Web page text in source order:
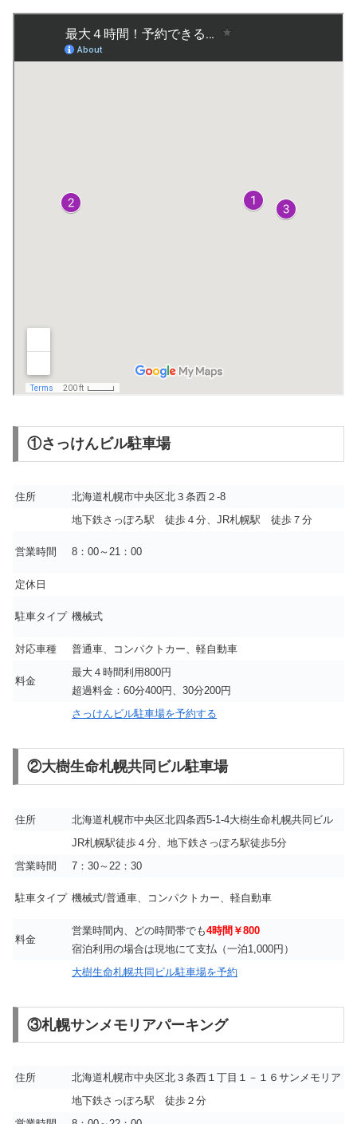
①さっけんビル駐車場
住所
北海道札幌市中央区北３条西２-8
地下鉄さっぽろ駅 徒歩４分、JR札幌駅 徒歩７分
営業時間 8：00～21：00
定休日
駐車タイプ 機械式
対応車種 普通車、コンパクトカー、軽自動車
料金
最大４時間利用800円
超過料金：60分400円、30分200円
さっけんビル駐車場を予約する
②大樹生命札幌共同ビル駐車場
住所
北海道札幌市中央区北四条西5-1-4大樹生命札幌共同ビル
JR札幌駅徒歩４分、地下鉄さっぽろ駅徒歩5分
営業時間
7：30～22：30
駐車タイプ 機械式/普通車、コンパクトカー、軽自動車
料金
営業時間内、どの時間帯でも4時間￥800
宿泊利用の場合は現地にて支払（一泊1,000円）
大樹生命札幌共同ビル駐車場を予約
③札幌サンメモリアパーキング
住所
北海道札幌市中央区北３条西１丁目１－１６サンメモリア
地下鉄さっぽろ駅 徒歩２分